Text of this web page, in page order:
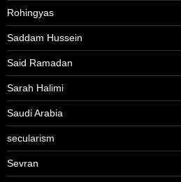
Rohingyas
Saddam Hussein
Said Ramadan
Sarah Halimi
Saudi Arabia
secularism
Sevran